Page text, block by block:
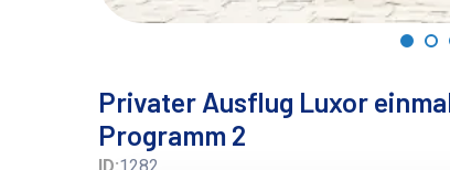
Privater Ausflug Luxor
Programm 2